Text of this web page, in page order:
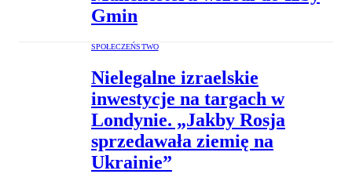
Gmin
SPOŁECZEŃSTWO
Nielegalne izraelskie
inwestycje na targach w
Londynie. „Jakby Rosja
sprzedawała ziemię na
Ukrainie”